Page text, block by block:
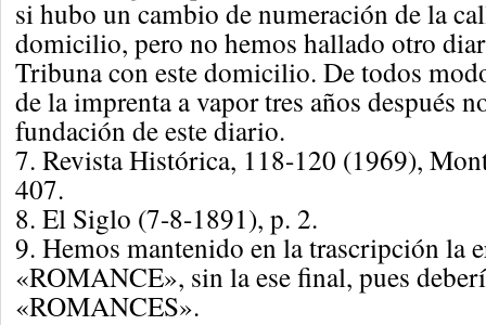
si hubo un cambio de numeración de la
domicilio, pero no hemos hallado otro
Tribuna con este domicilio. De todos
de la imprenta a vapor tres años después
fundación de este diario.
7. Revista Histórica, 118-120 (1969),
407.
8. El Siglo (7-8-1891), p. 2.
9. Hemos mantenido en la trascripción la
«ROMANCE», sin la ese final, pues
«ROMANCES».